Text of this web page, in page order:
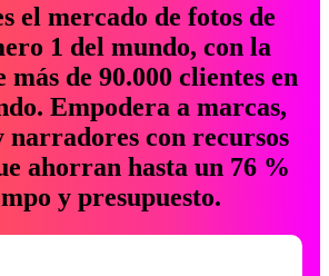
el mercado de fotos de
1 del mundo, con la
más de 90.000 clientes en
Empodera a marcas,
narradores con recursos
ahorran hasta un 76 %
y presupuesto.